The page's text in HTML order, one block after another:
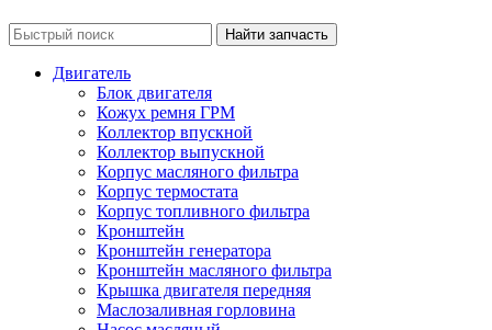
Двигатель
Блок двигателя
Кожух ремня ГРМ
Коллектор впускной
Коллектор выпускной
Корпус масляного фильтра
Корпус термостата
Корпус топливного фильтра
Кронштейн
Кронштейн генератора
Кронштейн масляного фильтра
Крышка двигателя передняя
Маслозаливная горловина